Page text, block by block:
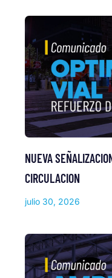
NUEVA
CIRCULACION
julio 30, 2026